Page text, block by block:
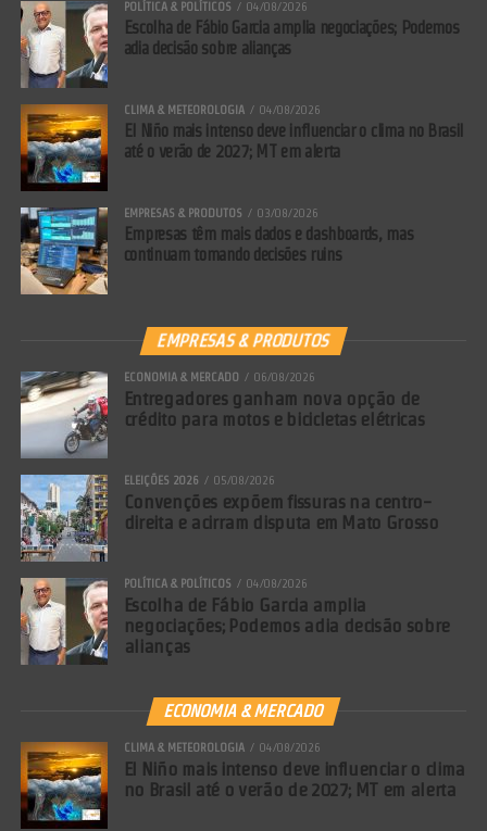
POLÍTICA & POLÍTICOS 04/08/2026
Escolha de Fábio Garcia amplia negociações; Podemos
adia decisão sobre alianças
CLIMA & METEOROLOGIA 04/08/2026
El Niño mais intenso deve influenciar o clima no Brasil
até o verão de 2027; MT em alerta
EMPRESAS & PRODUTOS 03/08/2026
Empresas têm mais dados e dashboards, mas
continuam tomando decisões ruins
EMPRESAS & PRODUTOS
ECONOMIA & MERCADO 06/08/2026
Entregadores ganham nova opção de
crédito para motos e bicicletas elétricas
ELEIÇÕES 2026 05/08/2026
Convenções expõem fissuras na centro-
direita e acirram disputa em Mato Grosso
POLÍTICA & POLÍTICOS 04/08/2026
Escolha de Fábio Garcia amplia
negociações; Podemos adia decisão sobre
alianças
ECONOMIA & MERCADO
CLIMA & METEOROLOGIA 04/08/2026
El Niño mais intenso deve influenciar o clima
no Brasil até o verão de 2027; MT em alerta